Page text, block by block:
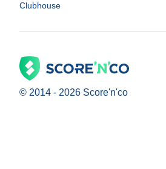
Clubhouse
© 2014 - 2026 Score'n'co